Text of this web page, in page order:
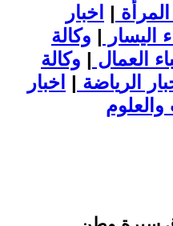
المرأة | اخبار
اليسار | وكالة
العمال | وكالة
الرياضة | اخبار